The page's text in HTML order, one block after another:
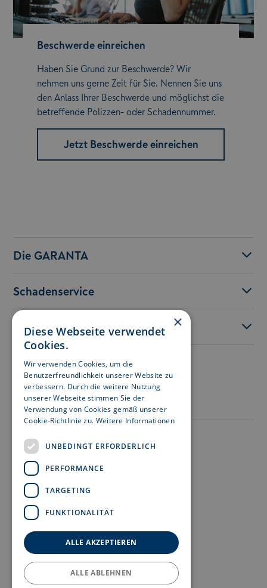
Beschwerde einreichen
Haben Sie Grund zur Beschwerde? Wir
nehmen uns gerne Zeit für Sie. Nennen Sie uns
den Anlass Ihrer Beschwerde und möglichst die
betreffende Polizzen- oder Schadennummer.
Jetzt Beschwerde einreichen
Die GARANTA
Schadenservice
Service
Besuchen Sie uns auf:
Impressum
Meldekanal Hinweisgeber
Barrierefreiheit
×
Diese Webseite verwendet
Cookies.
Wir verwenden Cookies, um die
Benutzerfreundlichkeit unserer Website zu
verbessern. Durch die weitere Nutzung
unserer Webseite stimmen Sie der
Verwendung von Cookies gemäß unserer
Cookie-Richtlinie zu. Weitere Informationen
UNBEDINGT ERFORDERLICH
PERFORMANCE
TARGETING
FUNKTIONALITÄT
ALLE AKZEPTIEREN
ALLE ABLEHNEN